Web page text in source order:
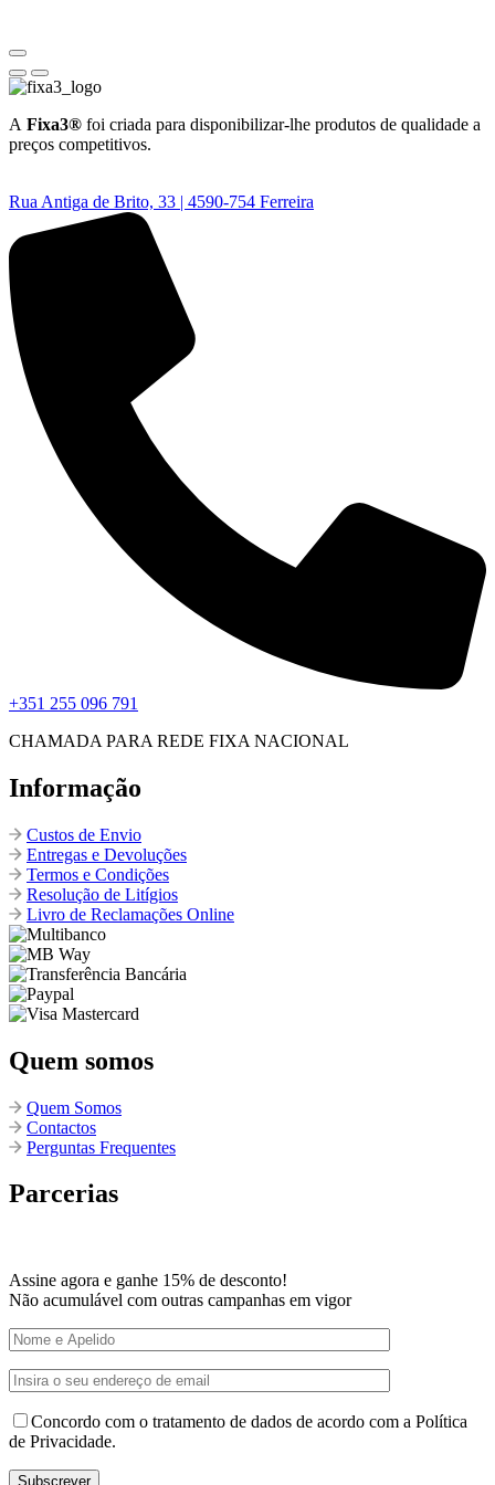
A Fixa3® foi criada para disponibilizar-lhe produtos de qualidade a
preços competitivos.
Rua Antiga de Brito, 33 | 4590-754 Ferreira
+351 255 096 791
CHAMADA PARA REDE FIXA NACIONAL
Informação
Custos de Envio
Entregas e Devoluções
Termos e Condições
Resolução de Litígios
Livro de Reclamações Online
Quem somos
Quem Somos
Contactos
Perguntas Frequentes
Parcerias
Assine agora e ganhe 15% de desconto!
Não acumulável com outras campanhas em vigor
Concordo com o tratamento de dados de acordo com a Política
de Privacidade.